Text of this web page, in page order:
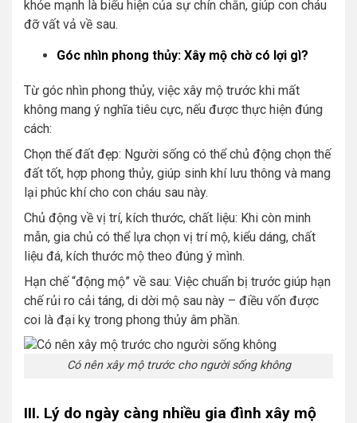
khỏe mạnh là biểu hiện của sự chín chắn, giúp con cháu
đỡ vất vả về sau.
Góc nhìn phong thủy: Xây mộ chờ có lợi gì?
Từ góc nhìn phong thủy, việc xây mộ trước khi mất
không mang ý nghĩa tiêu cực, nếu được thực hiện đúng
cách:
Chọn thế đất đẹp: Người sống có thể chủ động chọn thế
đất tốt, hợp phong thủy, giúp sinh khí lưu thông và mang
lại phúc khí cho con cháu sau này.
Chủ động về vị trí, kích thước, chất liệu: Khi còn minh
mẫn, gia chủ có thể lựa chọn vị trí mộ, kiểu dáng, chất
liệu đá, kích thước mộ theo đúng ý mình.
Hạn chế “động mộ” về sau: Việc chuẩn bị trước giúp hạn
chế rủi ro cải táng, di dời mộ sau này – điều vốn được
coi là đại kỵ trong phong thủy âm phần.
Có nên xây mộ trước cho người sống không
III. Lý do ngày càng nhiều gia đình xây mộ